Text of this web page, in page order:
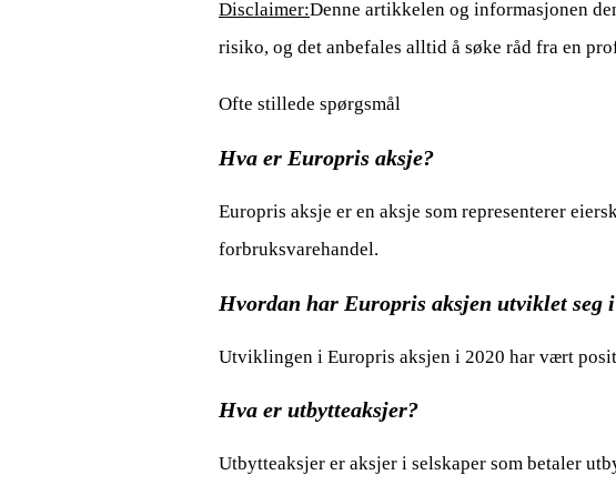
Disclaimer:Denne artikkelen og informasjonen
risiko, og det anbefales alltid å søke råd fra en
Ofte stillede spørgsmål
Hva er Europris aksje?
Europris aksje er en aksje som representerer
forbruksvarehandel.
Hvordan har Europris aksjen utviklet seg
Utviklingen i Europris aksjen i 2020 har vært
Hva er utbytteaksjer?
Utbytteaksjer er aksjer i selskaper som betaler